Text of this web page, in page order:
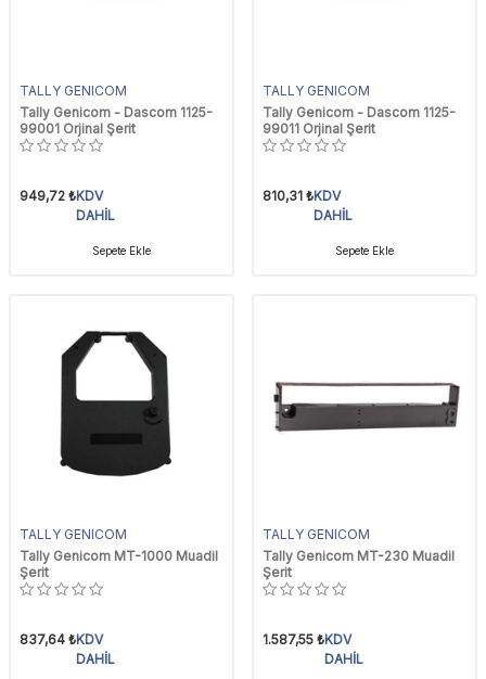
TALLY GENICOM
Tally Genicom - Dascom 1125-
99001 Orjinal Şerit
949,72 ₺KDV
DAHİL
Sepete Ekle
TALLY GENICOM
Tally Genicom - Dascom 1125-
99011 Orjinal Şerit
810,31 ₺KDV
DAHİL
Sepete Ekle
TALLY GENICOM
Tally Genicom MT-1000 Muadil
Şerit
837,64 ₺KDV
DAHİL
TALLY GENICOM
Tally Genicom MT-230 Muadil
Şerit
1.587,55 ₺KDV
DAHİL